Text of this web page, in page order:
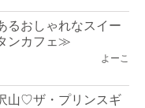
るおしゃれなスイー
ンカフェ≫
よーこ
山♡ザ・プリンスギ